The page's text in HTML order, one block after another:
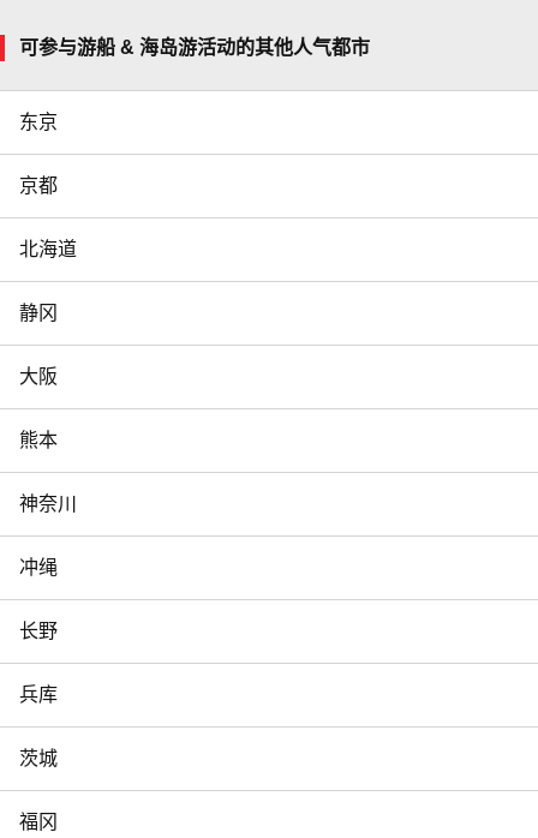
可参与游船 & 海岛游活动的其他人气都市
东京
京都
北海道
静冈
大阪
熊本
神奈川
冲绳
长野
兵库
茨城
福冈